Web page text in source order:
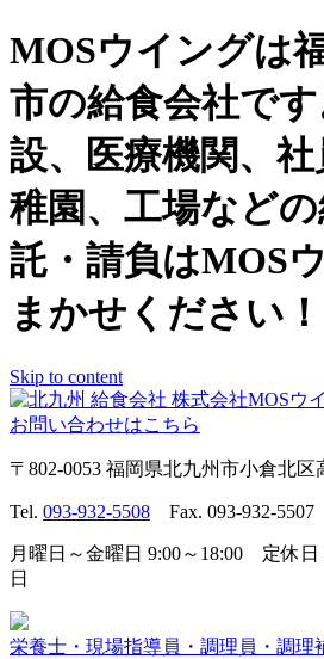
MOSウイングは
市の給食会社で
設、医療機関、
稚園、工場など
託・請負はMOS
まかせください！
Skip to content
お問い合わせはこちら
〒802-0053 福岡県北九州市小倉北区
Tel. 093-932-5508 Fax. 093-932-5507
月曜日～金曜日 9:00～18:00 定休
日
栄養士・現場指導員・調理員・調理